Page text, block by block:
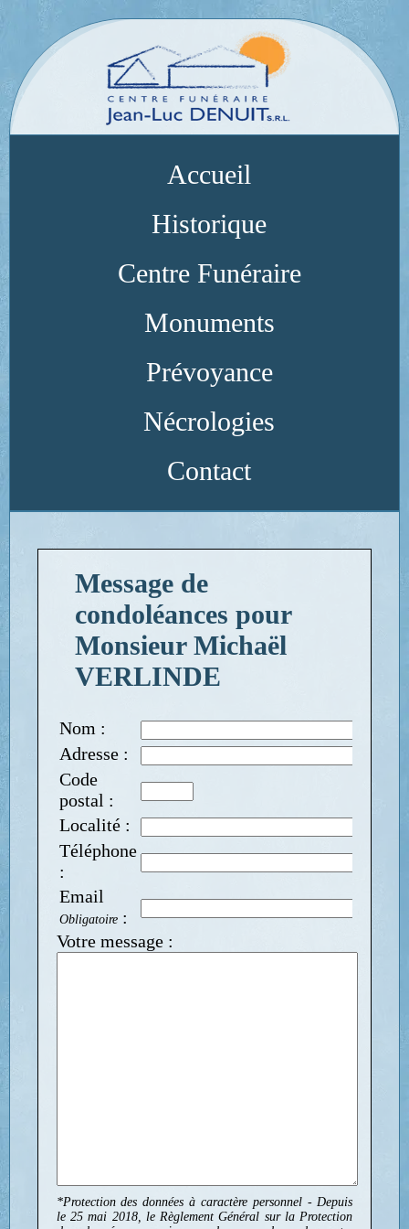
Accueil
Historique
Centre Funéraire
Monuments
Prévoyance
Nécrologies
Contact
Message de
condoléances pour
Monsieur Michaël
VERLINDE
Nom :
Adresse :
Code
postal :
Localité :
Téléphone
:
Email
Obligatoire:
Votre message :
*Protection des données à caractère personnel - Depuis
le 25 mai 2018, le Règlement Général sur la Protection